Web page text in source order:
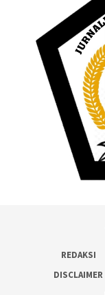
REDAKSI
DISCLAIMER